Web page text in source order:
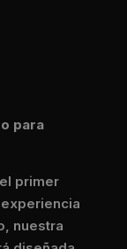
para
primer
nuestra